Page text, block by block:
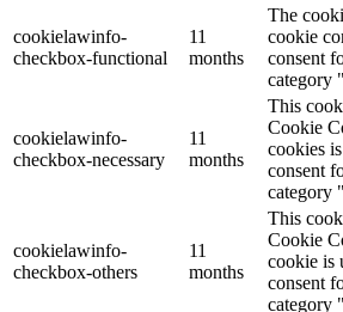
cookielawinfo-
checkbox-functional
11
months
The
cookie
consent
category
cookielawinfo-
checkbox-necessary
11
months
This
Cookie
cookies
consent
category
cookielawinfo-
checkbox-others
11
months
This
Cookie
cookie is
consent
category